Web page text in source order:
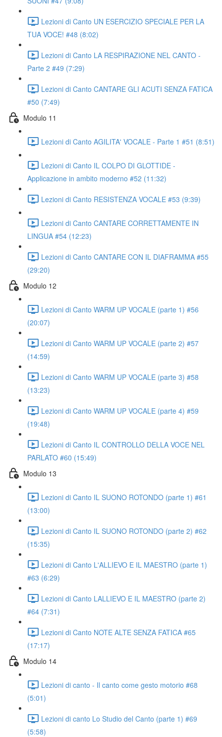
Lezioni di Canto UN ESERCIZIO SPECIALE PER LA
TUA VOCE! #48 (8:02)
Lezioni di Canto LA RESPIRAZIONE NEL CANTO -
Parte 2 #49 (7:29)
Lezioni di Canto CANTARE GLI ACUTI SENZA FATICA
#50 (7:49)
Modulo 11
Lezioni di Canto AGILITA' VOCALE - Parte 1 #51 (8:51)
Lezioni di Canto IL COLPO DI GLOTTIDE -
Applicazione in ambito moderno #52 (11:32)
Lezioni di Canto RESISTENZA VOCALE #53 (9:39)
Lezioni di Canto CANTARE CORRETTAMENTE IN
LINGUA #54 (12:23)
Lezioni di Canto CANTARE CON IL DIAFRAMMA #55
(29:20)
Modulo 12
Lezioni di Canto WARM UP VOCALE (parte 1) #56
(20:07)
Lezioni di Canto WARM UP VOCALE (parte 2) #57
(14:59)
Lezioni di Canto WARM UP VOCALE (parte 3) #58
(13:23)
Lezioni di Canto WARM UP VOCALE (parte 4) #59
(19:48)
Lezioni di Canto IL CONTROLLO DELLA VOCE NEL
PARLATO #60 (15:49)
Modulo 13
Lezioni di Canto IL SUONO ROTONDO (parte 1) #61
(13:00)
Lezioni di Canto IL SUONO ROTONDO (parte 2) #62
(15:35)
Lezioni di Canto L'ALLIEVO E IL MAESTRO (parte 1)
#63 (6:29)
Lezioni di Canto LALLIEVO E IL MAESTRO (parte 2)
#64 (7:31)
Lezioni di Canto NOTE ALTE SENZA FATICA #65
(17:17)
Modulo 14
Lezioni di canto - Il canto come gesto motorio #68
(5:01)
Lezioni di canto Lo Studio del Canto (parte 1) #69
(5:58)